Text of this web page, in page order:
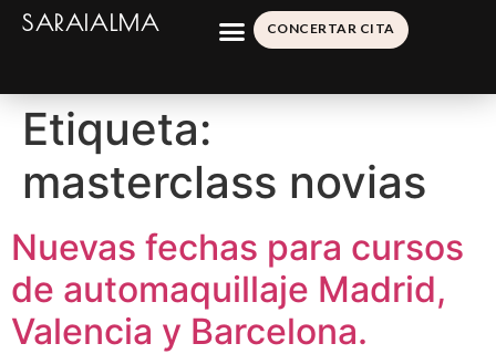
SARAIALMA CONCERTAR CITA
Etiqueta:
masterclass novias
Nuevas fechas para cursos
de automaquillaje Madrid,
Valencia y Barcelona.